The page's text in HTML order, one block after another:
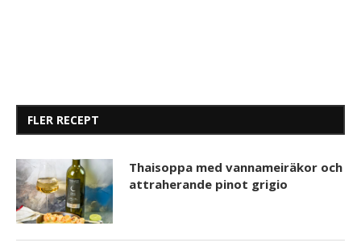
FLER RECEPT
Thaisoppa med vannameiräkor och
attraherande pinot grigio